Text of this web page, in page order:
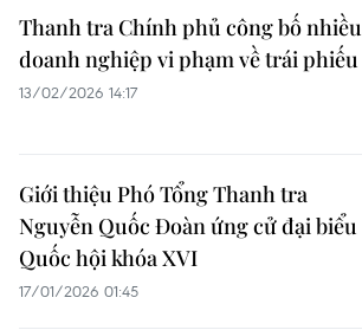
Thanh tra Chính phủ công bố nhiều
doanh nghiệp vi phạm về trái phiếu
13/02/2026 14:17
Giới thiệu Phó Tổng Thanh tra
Nguyễn Quốc Đoàn ứng cử đại biểu
Quốc hội khóa XVI
17/01/2026 01:45